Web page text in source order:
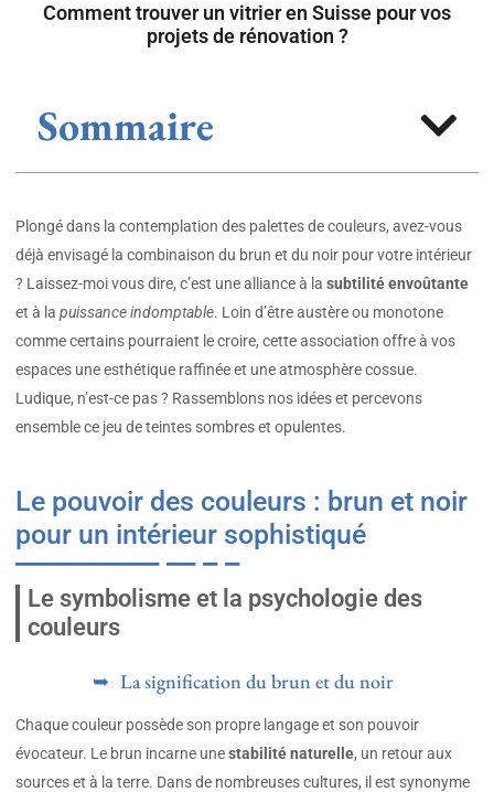
Comment trouver un vitrier en Suisse pour vos
projets de rénovation ?
Sommaire
Plongé dans la contemplation des palettes de couleurs, avez-vous
déjà envisagé la combinaison du brun et du noir pour votre intérieur
? Laissez-moi vous dire, c’est une alliance à la subtilité envoûtante
et à la puissance indomptable. Loin d’être austère ou monotone
comme certains pourraient le croire, cette association offre à vos
espaces une esthétique raffinée et une atmosphère cossue.
Ludique, n’est-ce pas ? Rassemblons nos idées et percevons
ensemble ce jeu de teintes sombres et opulentes.
Le pouvoir des couleurs : brun et noir
pour un intérieur sophistiqué
Le symbolisme et la psychologie des
couleurs
La signification du brun et du noir
Chaque couleur possède son propre langage et son pouvoir
évocateur. Le brun incarne unestabilité naturelle, un retour aux
sources et à la terre. Dans de nombreuses cultures, il est synonyme